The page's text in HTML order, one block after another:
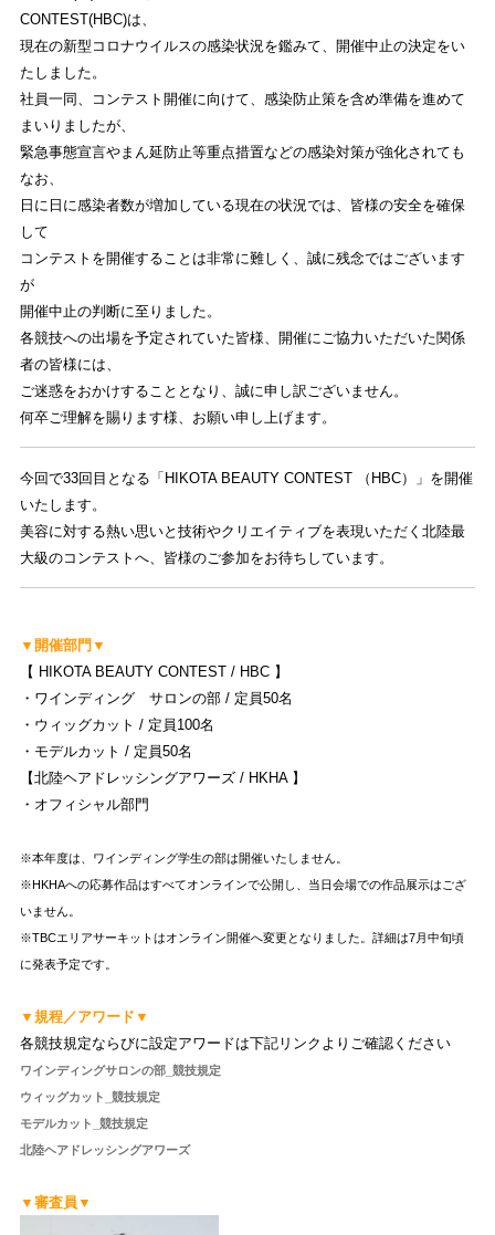
CONTEST(HBC)は、
現在の新型コロナウイルスの感染状況を鑑みて、開催中止の決定をい
たしました。
社員一同、コンテスト開催に向けて、感染防止策を含め準備を進めて
まいりましたが、
緊急事態宣言やまん延防止等重点措置などの感染対策が強化されても
なお、
日に日に感染者数が増加している現在の状況では、皆様の安全を確保
して
コンテストを開催することは非常に難しく、誠に残念ではございます
が
開催中止の判断に至りました。
各競技への出場を予定されていた皆様、開催にご協力いただいた関係
者の皆様には、
ご迷惑をおかけすることとなり、誠に申し訳ございません。
何卒ご理解を賜ります様、お願い申し上げます。
今回で33回目となる「HIKOTA BEAUTY CONTEST （HBC）」を開催
いたします。
美容に対する熱い思いと 技術やクリエイティブを表現いただく北陸最
大級のコンテストへ、皆様のご参加をお待ちしています。
▼開催部門 ▼
【 HIKOTA BEAUTY CONTEST / HBC 】
・ワインディング サロンの部 / 定員50名
・ウィッグカット / 定員100名
・モデルカット / 定員50名
【北陸ヘアドレッシングアワーズ / HKHA 】
・オフィシャル部門
※本年度は、ワインディング学生の部は開催いたしません。
※HKHAへの応募作品はすべてオンラインで公開し、当日会場での作品展示はござ
いません。
※TBCエリアサーキットはオンライン開催へ変更となりました。詳細は7月中旬頃
に発表予定です。
▼規程／アワード▼
各競技規定ならびに設定アワードは下記リンクよりご確認ください
ワインディングサロンの部_競技規定
ウィッグカット_競技規定
モデルカット_競技規定
北陸ヘアドレッシングアワーズ
▼審査員▼